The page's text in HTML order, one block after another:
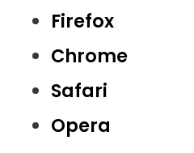
Firefox
Chrome
Safari
Opera